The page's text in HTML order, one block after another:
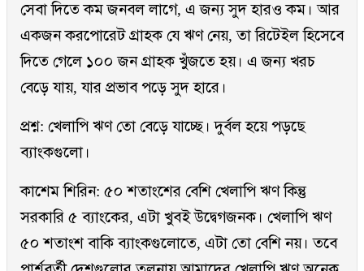
সেবা দিতে কম জনবল লাগে, এ জন্য সুদ হারও কম। আর
একজন করপোরেট গ্রাহক যে ঋণ নেয়, তা রিটেইল হিসেবে
দিতে গেলে ১০০ জন গ্রাহক খুঁজতে হয়। এ জন্য খরচ
বেড়ে যায়, যার প্রভাব পড়ে সুদ হারে।
প্রশ্ন: খেলাপি ঋণ তো বেড়ে যাচ্ছে। দুর্বল হয়ে পড়ছে
ব্যাংকগুলো।
কাশেম শিরিন: ৫০ শতাংশের বেশি খেলাপি ঋণ কিন্তু
সরকারি ৫ ব্যাংকের, এটা খুবই উদ্বেগজনক। খেলাপি ঋণ
৫০ শতাংশ বাকি ব্যাংকগুলোতে, এটা তো বেশি নয়। তবে